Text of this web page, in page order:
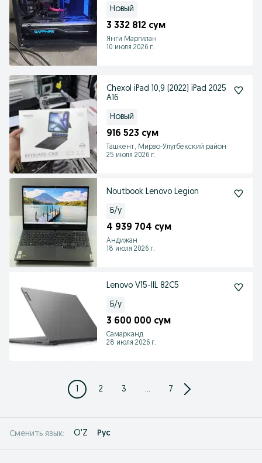
Новый
3 332 812 сум
Янги Маргилан
10 июля 2026 г.
Chexol iPad 10,9 (2022) iPad 2025
A16
Новый
916 523 сум
Ташкент, Мирзо-Улугбекский район
25 июля 2026 г.
Noutbook Lenovo Legion
Б/у
4 939 704 сум
Андижан
18 июля 2026 г.
Lenovo V15-IIL 82C5
Б/у
3 600 000 сум
Самарканд
28 июля 2026 г.
1 2 3 ... 7
Сменить язык: O'Z Рус